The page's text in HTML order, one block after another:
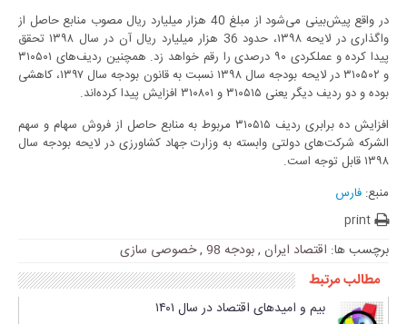
در واقع پیش‌بینی می‌شود از مبلغ 40 هزار میلیارد ریال مصوب منابع حاصل از
واگذاری در لایحه ۱۳۹۸، حدود 36 هزار میلیارد ریال آن در سال ۱۳۹۸ تحقق
پیدا کرده و عملکردی ۹۰ درصدی را رقم خواهد زد. همچنین ردیف‌های ۳۱۰۵۰۱
و ۳۱۰۵۰۲ در لایحه بودجه سال ۱۳۹۸ نسبت به قانون بودجه سال ۱۳۹۷، کاهشی
بوده و دو ردیف دیگر یعنی ۳۱۰۵۱۵ و ۳۱۰۸۰۱ افزایش پیدا کرده‌اند.
افزایش ده برابری ردیف ۳۱۰۵۱۵ مربوط به منابع حاصل از فروش سهام و سهم
الشرکه شرکت‌های دولتی وابسته به وزارت جهاد کشاورزی در لایحه بودجه سال
۱۳۹۸ قابل توجه است.
منبع: فارس
print
برچسب ها: اقتصاد ایران ,بودجه 98 ,خصوصی سازی
مطالب مرتبط
بیم و امیدهای اقتصاد در سال ۱۴۰۱